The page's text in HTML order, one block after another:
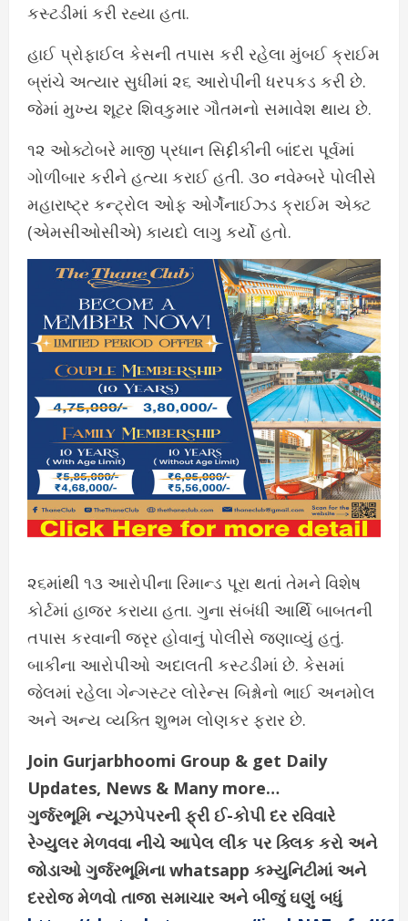
કસ્ટડીમાં કરી રહ્યા હતા.
હાઈ પ્રોફાઈલ કેસની તપાસ કરી રહેલા મુંબઈ ક્રાઈમ
બ્રાંચે અત્યાર સુધીમાં ૨૬ આરોપીની ધરપકડ કરી છે.
જેમાં મુખ્ય શૂટર શિવકુમાર ગૌતમનો સમાવેશ થાય છે.
૧૨ ઓક્ટોબરે માજી પ્રધાન સિદ્દીકીની બાંદરા પૂર્વમાં
ગોળીબાર કરીને હત્યા કરાઈ હતી. ૩૦ નવેમ્બરે પોલીસે
મહારાષ્ટ્ર કન્ટ્રોલ ઓફ ઓર્ગેનાઈઝ્ડ ક્રાઈમ એક્ટ
(એમસીઓસીએ) કાયદો લાગુ કર્યો હતો.
૨૬માંથી ૧૩ આરોપીના રિમાન્ડ પૂરા થતાં તેમને વિશેષ
કોર્ટમાં હાજર કરાયા હતા. ગુના સંબંધી આર્થિ બાબતની
તપાસ કરવાની જરૃર હોવાનું પોલીસે જણાવ્યું હતું.
બાકીના આરોપીઓ અદાલતી કસ્ટડીમાં છે. કેસમાં
જેલમાં રહેલા ગેન્ગસ્ટર લોરેન્સ બિશ્નોનો ભાઈ અનમોલ
અને અન્ય વ્યક્તિ શુભમ લોણકર ફરાર છે.
Join Gurjarbhoomi Group & get Daily
Updates, News & Many more…
ગુર્જરભૂમિ ન્યૂઝપેપરની ફ્રી ઈ-કોપી દર રવિવારે
રેગ્યુલર મેળવવા નીચે આપેલ લીંક પર ક્લિક કરો અને
જોડાઓ ગુર્જરભૂમિના whatsapp કમ્યુનિટીમાં અને
દરરોજ મેળવો તાજા સમાચાર અને બીજું ઘણું બધું